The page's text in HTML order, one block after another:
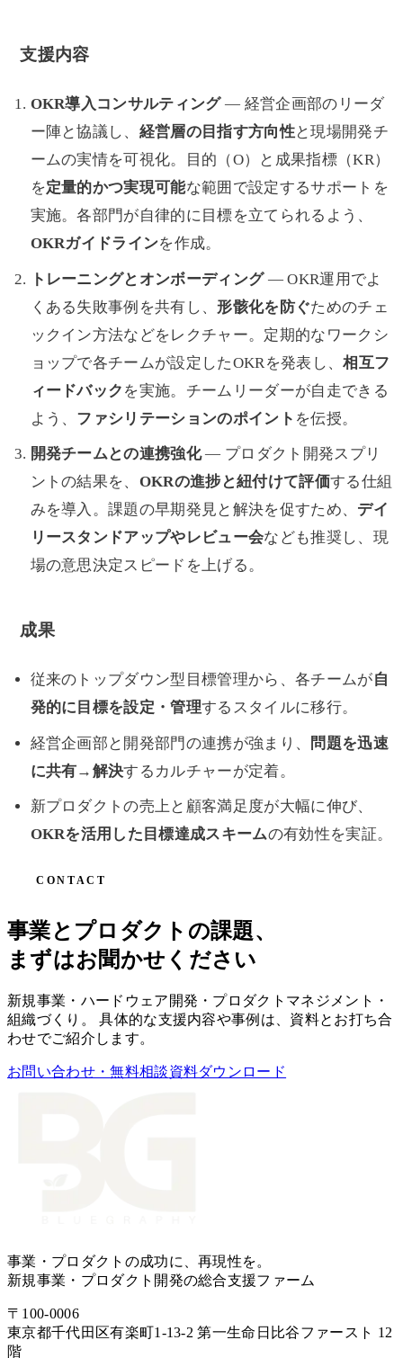
支援内容
OKR導入コンサルティング— 経営企画部のリーダ
ー陣と協議し、 経営層の目指す方向性と現場開発チ
ームの実情を可視化。目的（O）と成果指標（KR）
を定量的かつ実現可能な範囲で設定するサポートを
実施。各部門が自律的に目標を立てられるよう、
OKRガイドラインを作成。
トレーニングとオンボーディング— OKR運用でよ
くある失敗事例を共有し、形骸化を防ぐためのチェ
ックイン方法などをレクチャー。定期的なワークシ
ョップで各チームが設定したOKRを発表し、相互フ
ィードバック を実施。チームリーダーが自走できる
よう、 ファシリテーションのポイント を伝授。
開発チームとの連携強化— プロダクト開発スプリ
ントの結果を、 OKRの進捗と紐付けて評価する仕組
みを導入。課題の早期発見と解決を促すため、 デイ
リースタンドアップやレビュー会なども推奨し、現
場の意思決定スピードを上げる。
成果
従来のトップダウン型目標管理から、各チームが自
発的に目標を設定・管理するスタイルに移行。
経営企画部と開発部門の連携が強まり、
問題を迅速
に共有→解決するカルチャーが定着。
新プロダクトの売上と顧客満足度が大幅に伸び、
OKRを活用した目標達成スキームの有効性を実証。
CONTACT
事業とプロダクトの課題、
まずはお聞かせください
新規事業・ハードウェア開発・プロダクトマネジメント・
組織づくり。 具体的な支援内容や事例は、資料とお打ち合
わせでご紹介します。
お問い合わせ・無料相談資料ダウンロード
事業・プロダクトの成功に、再現性を。
新規事業・プロダクト開発の総合支援ファーム
〒 100-0006
東京都千代田区有楽町1-13-2 第一生命日比谷ファースト 12
階